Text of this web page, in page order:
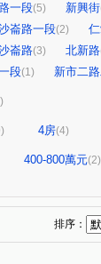
一段(5) 新興街
崙路一段(2)
崙路(3) 北新路
段(1) 新市二
4房(4)
400-800萬元(2)
排序：